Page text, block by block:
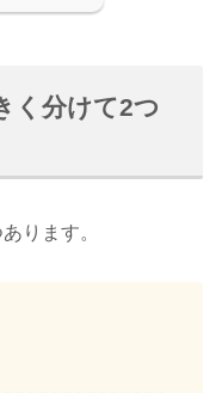
く分けて2つ
ります。